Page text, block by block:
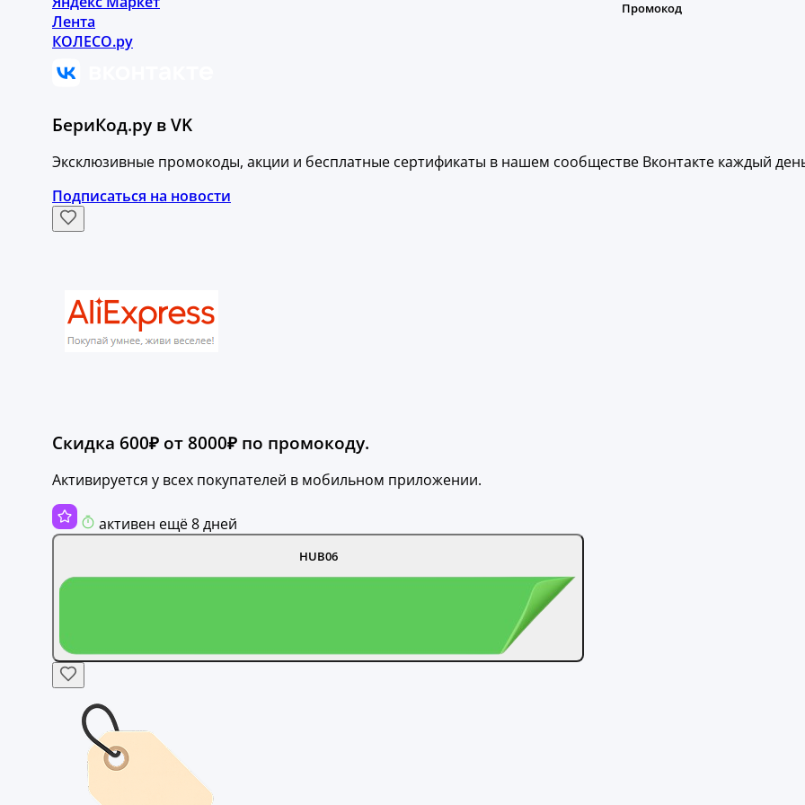
Лента
КОЛЕСО.ру
БериКод.ру в VK
Эксклюзивные промокоды, акции и бесплатные сертификаты в нашем сообществе Вконтакте каждый
Подписаться на новости
Скидка 600₽ от 8000₽ по промокоду.
Активируется у всех покупателей в мобильном приложении.
активен ещё 8 дней
HUB06